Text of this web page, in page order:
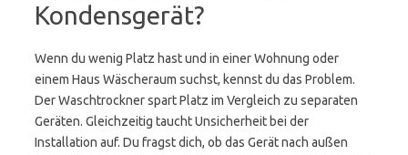
Kondensgerät?
Wenn du wenig Platz hast und in einer Wohnung oder
einem Haus Wäscheraum suchst, kennst du das Problem.
Der Waschtrockner spart Platz im Vergleich zu separaten
Geräten. Gleichzeitig taucht Unsicherheit bei der
Installation auf. Du fragst dich, ob das Gerät nach außen